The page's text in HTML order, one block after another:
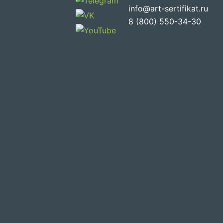
info@art-sertifikat.ru
8 (800) 550-34-30